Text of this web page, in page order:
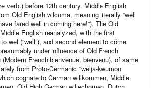
verb.) before 12th century. Middle English
Old English wilcuma, meaning literally “well
fared well in coming here!”). The Old
English reanalyzed, with the first
wel (“well”), and second element to cǒme
under influence of Old French
(Modern French bienvenue, bienvenu), of same
from Proto-Germanic *welja-kwumon
cognate to German willkommen, Middle
Old High German willechomen, Dutch